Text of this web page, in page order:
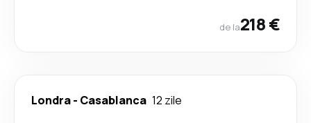
de la218 €
Londra- Casablanca 12 zile